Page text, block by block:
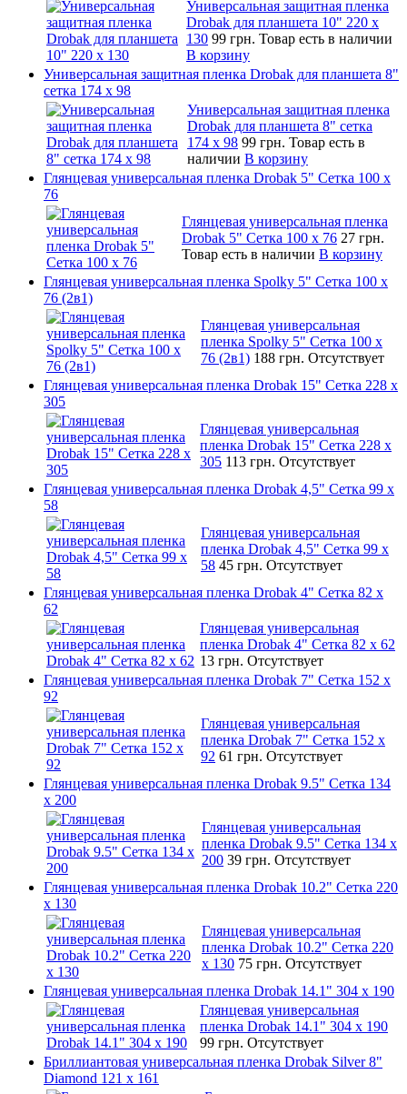
Универсальная защитная пленка
Drobak для планшета 10" 220 x
130 99 грн. Товар есть в наличии
В корзину
Универсальная защитная пленка Drobak для планшета 8"
сетка 174 x 98
Универсальная защитная пленка
Drobak для планшета 8" сетка
174 x 98 99 грн. Товар есть в
наличии В корзину
Глянцевая универсальная пленка Drobak 5" Сетка 100 x
76
Глянцевая универсальная пленка
Drobak 5" Сетка 100 x 76 27 грн.
Товар есть в наличии В корзину
Глянцевая универсальная пленка Spolky 5" Сетка 100 x
76 (2в1)
Глянцевая универсальная
пленка Spolky 5" Сетка 100 x
76 (2в1) 188 грн. Отсутствует
Глянцевая универсальная пленка Drobak 15" Сетка 228 x
305
Глянцевая универсальная
пленка Drobak 15" Сетка 228 x
305 113 грн. Отсутствует
Глянцевая универсальная пленка Drobak 4,5" Сетка 99 x
58
Глянцевая универсальная
пленка Drobak 4,5" Сетка 99 x
58 45 грн. Отсутствует
Глянцевая универсальная пленка Drobak 4" Сетка 82 x
62
Глянцевая универсальная
пленка Drobak 4" Сетка 82 x 62
13 грн. Отсутствует
Глянцевая универсальная пленка Drobak 7" Сетка 152 x
92
Глянцевая универсальная
пленка Drobak 7" Сетка 152 x
92 61 грн. Отсутствует
Глянцевая универсальная пленка Drobak 9.5" Сетка 134
x 200
Глянцевая универсальная
пленка Drobak 9.5" Сетка 134 x
200 39 грн. Отсутствует
Глянцевая универсальная пленка Drobak 10.2" Сетка 220
x 130
Глянцевая универсальная
пленка Drobak 10.2" Сетка 220
x 130 75 грн. Отсутствует
Глянцевая универсальная пленка Drobak 14.1" 304 х 190
Глянцевая универсальная
пленка Drobak 14.1" 304 х 190
99 грн. Отсутствует
Бриллиантовая универсальная пленка Drobak Silver 8"
Diamond 121 х 161